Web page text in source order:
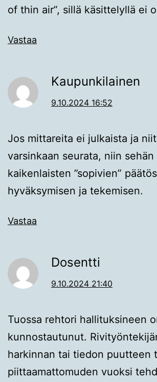
of thin air”, sillä käsittelyllä ei
Vastaa
Kaupunkilainen
9.10.2024 16:52
Jos mittareita ei julkaista ja
varsinkaan seurata, niin
kaikenlaisten ”sopivien”
hyväksymisen ja tekemisen.
Vastaa
Dosentti
9.10.2024 21:40
Tuossa rehtori hallituksineen
kunnostautunut.
harkinnan tai tiedon puutteen
piittaamattomuden vuoksi